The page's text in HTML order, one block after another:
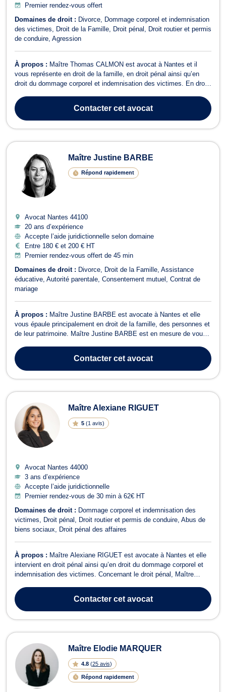
Premier rendez-vous offert
Domaines de droit : Divorce
Dommage corporel et indemnisation
des victimes
Droit de la Famille Droit pénal
Droit routier et permis
de conduire Agression
À propos : Maître Thomas CALMON est avocat à Nantes et il
vous représente en droit de la famille, en droit pénal ainsi qu’en
droit du dommage corporel et indemnisation des victimes. En droit
au divorce amiable ou judiciaire, à la séparation hors mariage, à la
séparation de...
Contactercet avocat
Maître Justine BARBE
Répond rapidement
Avocat Nantes 44100
20 ans d’expérience
Accepte l’aide juridictionnelle selon domaine
Entre 180 € et 200 € HT
Premier rendez-vous offert de 45 min
Domaines de droit : Divorce Droit de la Famille Assistance
éducative Autorité parentale Consentement mutuel
Contrat de
mariage
À propos : Maître Justine BARBE est avocate à Nantes et elle
vous épaule principalement en droit de la famille, des personnes et
de leur patrimoine. Maître Justine BARBE est en mesure de vous
divorce contentieux ou à l’amiable, à la séparation et à la rupture
de PACS. Av...
Contactercet avocat
Maître Alexiane RIGUET
5 (1 avis)
Avocat Nantes 44000
3 ans d’expérience
Accepte l’aide juridictionnelle
Premier rendez-vous de 30 min à 62€ HT
Domaines de droit : Dommage corporel et indemnisation des
victimes
Droit pénal Droit routier et permis de conduire Abus de
biens sociaux
Droit pénal des affaires
À propos : Maître Alexiane RIGUET est avocate à Nantes et elle
intervient en droit pénal ainsi qu’en droit du dommage corporel et
indemnisation des victimes. Concernant le droit pénal, Maître
droit pénal des affaires et au droit routier et permis de conduire. En
matière de d...
Contactercet avocat
Maître Elodie MARQUER
4.8 (25 avis)
Répond rapidement